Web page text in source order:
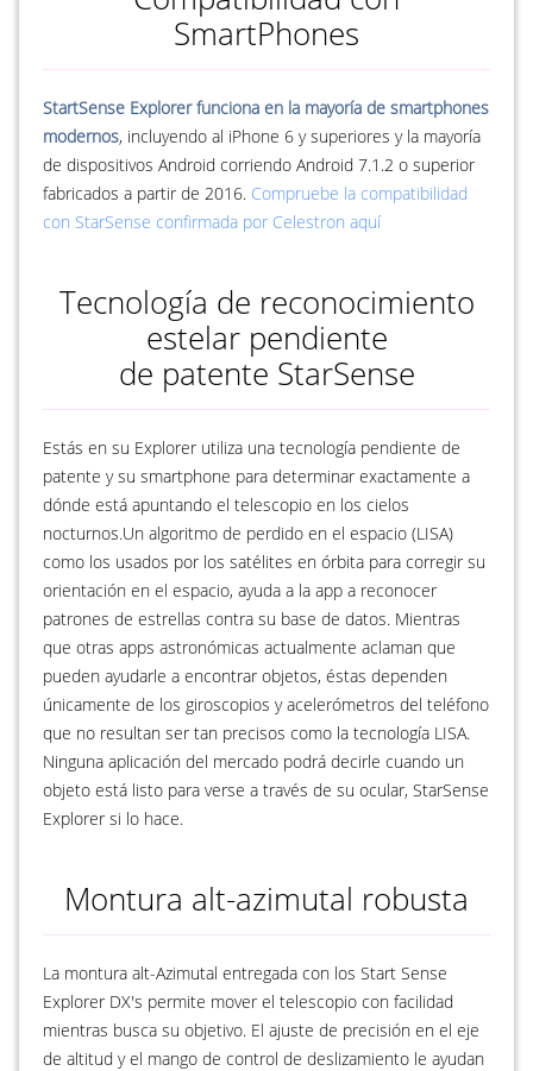
SmartPhones
StartSense Explorer funciona en la mayoría de smartphones
modernos, incluyendo al iPhone 6 y superiores y la mayoría
de dispositivos Android corriendo Android 7.1.2 o superior
fabricados a partir de 2016. Compruebe la compatibilidad
con StarSense confirmada por Celestron aquí
Tecnología de reconocimiento
estelar pendiente
de patente StarSense
Estás en su Explorer utiliza una tecnología pendiente de
patente y su smartphone para determinar exactamente a
dónde está apuntando el telescopio en los cielos
nocturnos.Un algoritmo de perdido en el espacio (LISA)
como los usados por los satélites en órbita para corregir su
orientación en el espacio, ayuda a la app a reconocer
patrones de estrellas contra su base de datos. Mientras
que otras apps astronómicas actualmente aclaman que
pueden ayudarle a encontrar objetos, éstas dependen
únicamente de los giroscopios y acelerómetros del teléfono
que no resultan ser tan precisos como la tecnología LISA.
Ninguna aplicación del mercado podrá decirle cuando un
objeto está listo para verse a través de su ocular, StarSense
Explorer si lo hace.
Montura alt-azimutal robusta
La montura alt-Azimutal entregada con los Start Sense
Explorer DX's permite mover el telescopio con facilidad
mientras busca su objetivo. El ajuste de precisión en el eje
de altitud y el mango de control de deslizamiento le ayudan